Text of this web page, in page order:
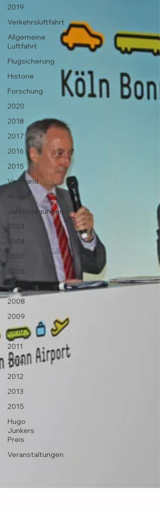
2019
Verkehrsluftfahrt
Allgemeine
Luftfahrt
Flugsicherung
Historie
Forschung
2020
2018
2017
2016
2015
Vorstand
Reisen
Jahrestagungen
2003
2004
2005
2006
2007
2008
2009
2010
2011
2014
2012
2013
2015
Hugo
Junkers
Preis
Veranstaltungen